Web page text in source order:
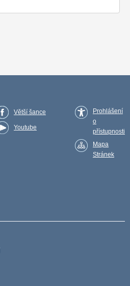
Větší šance
Youtube
Prohlášení
o
přístupnosti
Mapa
Stránek